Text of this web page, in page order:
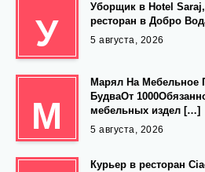
У
Уборщик в Hotel
ресторан в Добро
5 августа, 2026
М
Марял На Мебельное
БудваОт
мебельных издел […]
5 августа, 2026
Курьер в ресторан